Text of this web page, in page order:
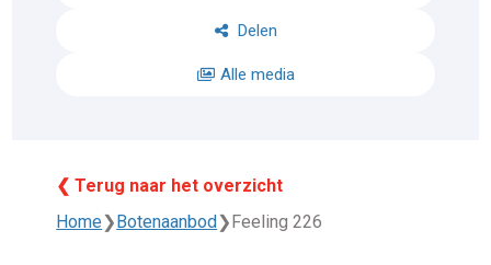
Delen
Alle media
❮ Terug naar het overzicht
Home❯ Botenaanbod ❯ Feeling 226